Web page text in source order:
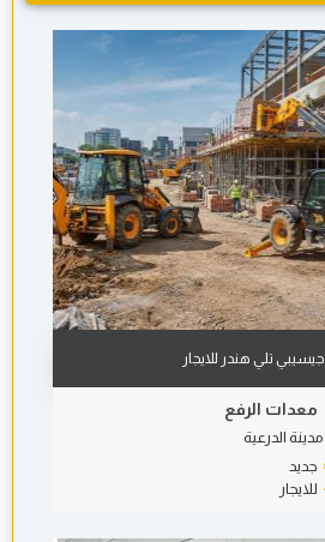
جيسيبي تلي هندر للايجار
معدات الرفع
مدينة الدرعية
جديد
للايجار